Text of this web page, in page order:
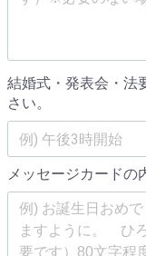
結婚式・発表会・法
さい。
メッセージカードの